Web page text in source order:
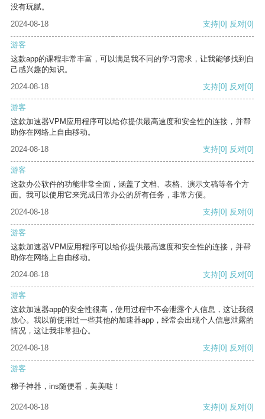
没有玩腻。
2024-08-18
支持[0] 反对[0]
游客
这款app的课程非常丰富，可以满足我不同的学习需求，让我能够找到自
己感兴趣的知识。
2024-08-18
支持[0] 反对[0]
游客
这款加速器VPM应用程序可以给你提供最高速度和安全性的连接，并帮
助你在网络上自由移动。
2024-08-18
支持[0] 反对[0]
游客
这款办公软件的功能非常全面，涵盖了文档、表格、演示文稿等各个方
面。我可以使用它来完成日常办公的所有任务，非常方便。
2024-08-18
支持[0] 反对[0]
游客
这款加速器VPM应用程序可以给你提供最高速度和安全性的连接，并帮
助你在网络上自由移动。
2024-08-18
支持[0] 反对[0]
游客
这款加速器app的安全性很高，使用过程中不会泄露个人信息，这让我很
放心。我以前使用过一些其他的加速器app，经常会出现个人信息泄露的
情况，这让我非常担心。
2024-08-18
支持[0] 反对[0]
游客
梯子神器，ins随便看，美美哒！
2024-08-18 支持[0] 反对[0]